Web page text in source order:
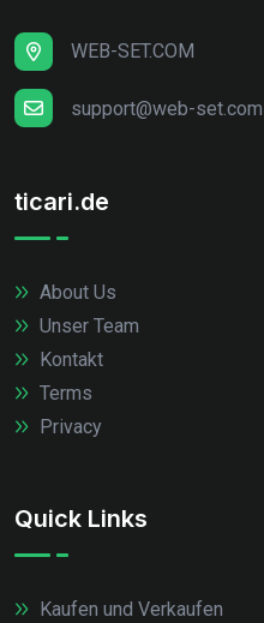
WEB-SET.COM
support@web-set.com
ticari.de
About Us
Unser Team
Kontakt
Terms
Privacy
Quick Links
Kaufen und Verkaufen